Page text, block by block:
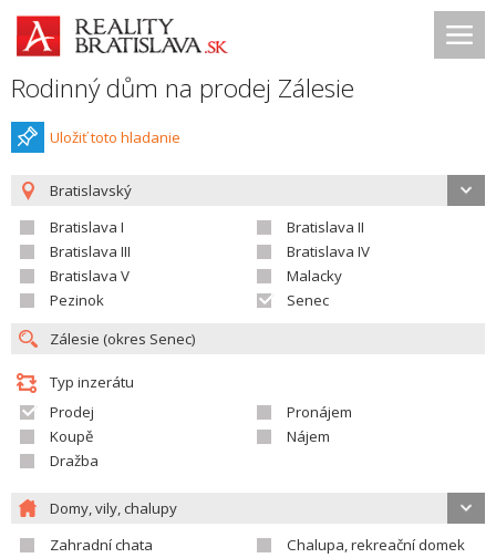
Rodinný dům na prodej Zálesie
Uložiť toto hladanie
Bratislavský
Bratislava I
Bratislava II
Bratislava III
Bratislava IV
Bratislava V
Malacky
Pezinok
Senec
Typ inzerátu
Prodej
Pronájem
Koupě
Nájem
Dražba
Domy, vily, chalupy
Zahradní chata
Chalupa, rekreační domek